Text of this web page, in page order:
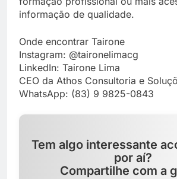
informação de qualidade.
Onde encontrar Tairone
Instagram: @taironelimacg
LinkedIn: Tairone Lima
CEO da Athos Consultoria e
WhatsApp: (83) 9 9825-0843
Tem algo interessante
por aí?
Compartilhe com a